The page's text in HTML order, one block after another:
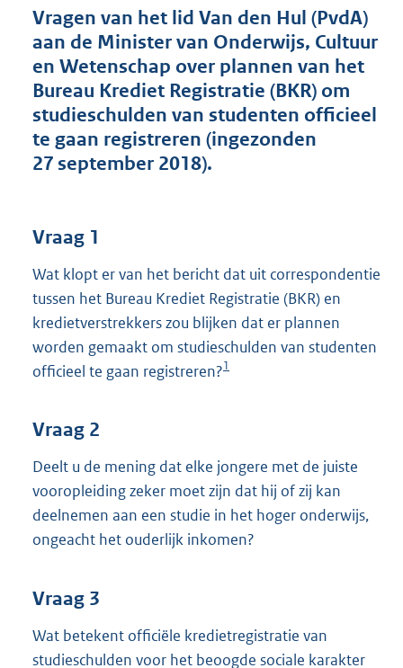
n
d
s
g
r
o
o
t
b
Vragen van het lid Van den Hul (PvdA)
aan de Minister van Onderwijs, Cultuur
en Wetenschap over plannen van het
Bureau Krediet Registratie (BKR) om
studieschulden van studenten officieel
te gaan registreren (ingezonden
27 september 2018).
Vraag 1
Wat klopt er van het bericht dat uit correspondentie
tussen het Bureau Krediet Registratie (BKR) en
kredietverstrekkers zou blijken dat er plannen
worden gemaakt om studieschulden van studenten
officieel te gaan registreren?1
Vraag 2
Deelt u de mening dat elke jongere met de juiste
vooropleiding zeker moet zijn dat hij of zij kan
deelnemen aan een studie in het hoger onderwijs,
ongeacht het ouderlijk inkomen?
Vraag 3
Wat betekent officiële kredietregistratie van
studieschulden voor het beoogde sociale karakter